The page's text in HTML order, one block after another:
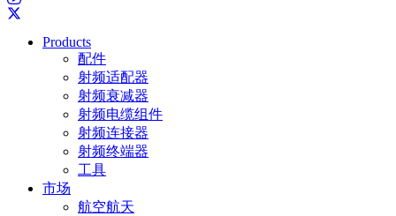
Products
配件
射频适配器
射频衰减器
射频电缆组件
射频连接器
射频终端器
工具
市场
航空航天